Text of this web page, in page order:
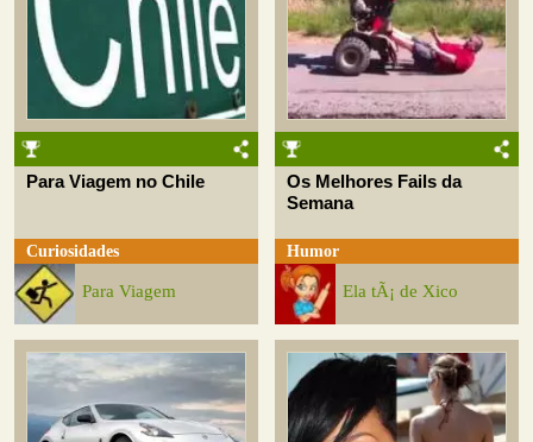
Para Viagem no Chile
Curiosidades
Para Viagem
Os Melhores Fails da
Semana
Humor
Ela tÃ¡ de Xico